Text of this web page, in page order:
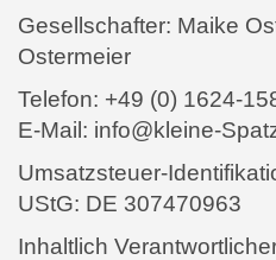
Gesellschafter: Maike
Ostermeier
Telefon: +49 (0) 1624-
E-Mail: info@kleine-
Umsatzsteuer-
UStG: DE 307470963
Inhaltlich